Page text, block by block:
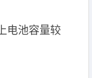
电池容量较